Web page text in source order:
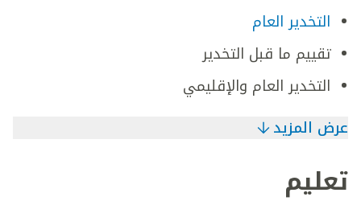
التخدير العام
تقييم ما قبل التخدير
التخدير العام والإقليمي
عرض المزيد
تعليم